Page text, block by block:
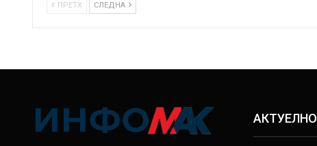
ПРЕТХ СЛЕДНА
АКТУЕЛНО